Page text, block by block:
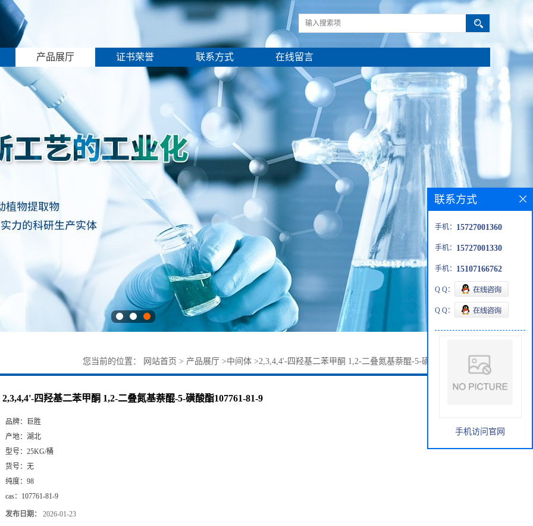
产品展厅 证书荣誉 联系方式 在线留言
您当前的位置： 网站首页 > 产品展厅 >中间体 >2,3,4,4'-四羟基二苯甲酮 1,2-二叠氮基萘醌-5-磺酸酯107761-81-9
2,3,4,4'-四羟基二苯甲酮 1,2-二叠氮基萘醌-5-磺酸酯107761-81-9
品牌：
巨胜
产地： 湖北
型号： 25KG/桶
货号： 无
纯度： 98
cas： 107761-81-9
发布日期： 2026-01-23
联系方式
手机： 15727001360
手机： 15727001330
手机： 15107166762
Q Q：
Q Q：
手机访问官网